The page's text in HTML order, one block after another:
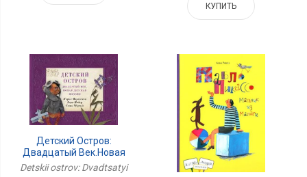
КУПИТЬ
Детский Остров:
Двадцатый Век.Новая
Детская Поэзия
Detskii ostrov: Dvadtsatyi